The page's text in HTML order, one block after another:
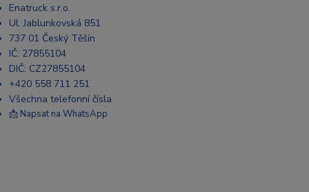
Enatruck s.r.o.
Ul. Jablunkovská 851
737 01 Český Těšín
IČ: 27855104
DIČ: CZ27855104
+420 558 711 251
Všechna telefonní čísla
📩 Napsat na WhatsApp